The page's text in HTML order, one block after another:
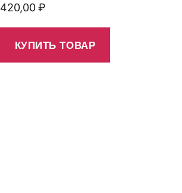
420,00₽
КУПИТЬ ТОВАР